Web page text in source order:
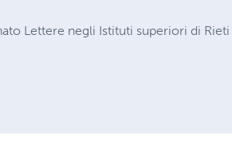
Lettere negli Istituti superiori di